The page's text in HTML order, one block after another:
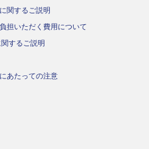
関するご説明
担いただく費用について
するご説明
あたっての注意